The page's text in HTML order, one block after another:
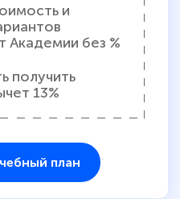
и
Академии без %
получить
13%
план